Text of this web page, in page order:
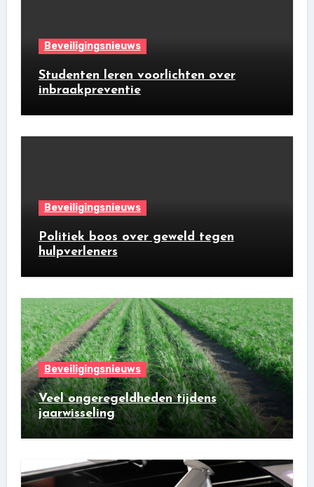
Beveiligingsnieuws
Studenten leren voorlichten over
inbraakpreventie
Beveiligingsnieuws
Politiek boos over geweld tegen
hulpverleners
Beveiligingsnieuws
Veel ongeregeldheden tijdens
jaarwisseling